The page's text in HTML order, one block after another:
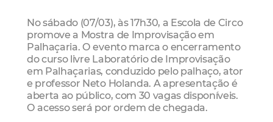
No sábado (07/03), às 17h30, a Escola de Circo
promove a Mostra de Improvisação em
Palhaçaria. O evento marca o encerramento
do curso livre Laboratório de Improvisação
em Palhaçarias, conduzido pelo palhaço, ator
e professor Neto Holanda. A apresentação é
aberta ao público, com 30 vagas disponíveis.
O acesso será por ordem de chegada.